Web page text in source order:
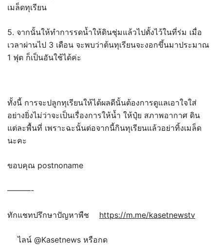
เมล็ดทุเรียน
5. จากนั้นให้ทำการรดน้ำให้ดินชุ่มแล้วไปตั้งไว้ในที่ร่ม เมื่อ
เวลาผ่านไป 3 เดือน จะพบว่าต้นทุเรียนจะงอกขึ้นมาประมาณ
1 ฟุต ก็เป็นอันใช้ได้ค่ะ
ทั้งนี้ การจะปลูกทุเรียนให้ได้ผลดีนั้นต้องการดูแลเอาใจใส่
อย่างยิ่งไม่ว่าจะเป็นเรื่องการให้น้ำ ให้ปุ๋ย สภาพอากาศ ดิน
แต่ละพื้นที่ เพราะฉะนั้นต่อจากนี้กินทุเรียนแล้วอย่าทิ้งเมล็ด
นะคะ
ขอบคุณ postnoname
———-
ทักแชทปรึกษาปัญหาพืช https://m.me/kasetnewstv
ไลน์ @Kasetnews หรือกด